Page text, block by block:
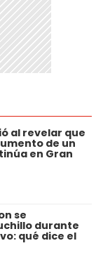
al revelar que
de un
en Gran
se
durante
qué dice el